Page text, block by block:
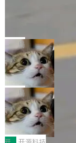
库之一。你的操作系
施软件，很可能都在
的人一直在用业余...
i> <li>现在，助手可以直接使用 Exa 的网络搜索
结果回答问题，而无
（<a href="https://
bug.cgi?id=204...
的 npm 包。项目的
ent 计算。真正适合
工程师在这件事上没
orkers 跑了十年
nce 的话说：「我们
码，而 AI Agent 不需
late。」 容器为什么
和销毁都太重了。一
只需要几毫秒的 CPU
局
OpenAI 公开邮件和
诉讼，称“Apple is
g”
上个月，苹果一纸诉
控其挖角苹果前员工
状把 OpenAI 描述成
人、套取机密信息的
函，也没选择庭外沉
文，标题只有六个字
局
HUAWEI MatePad
ddy鸿蒙PC版，说
搭子
全能AI工作台
I MatePad Edge应用